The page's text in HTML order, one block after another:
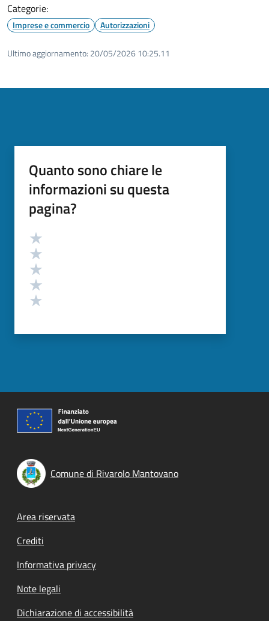
Categorie:
Imprese e commercio Autorizzazioni
Ultimo aggiornamento: 20/05/2026 10:25.11
Quanto sono chiare le
informazioni su questa
pagina?
Valutazione
Comune di Rivarolo Mantovano
Footer menu
Area riservata
Crediti
Informativa privacy
Note legali
Dichiarazione di accessibilità